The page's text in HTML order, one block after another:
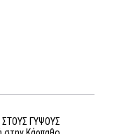
ΓΥΨΟΥΣ